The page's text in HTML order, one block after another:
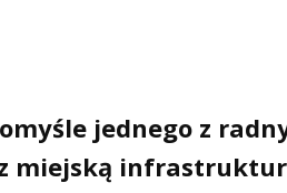
jednego z
miejską